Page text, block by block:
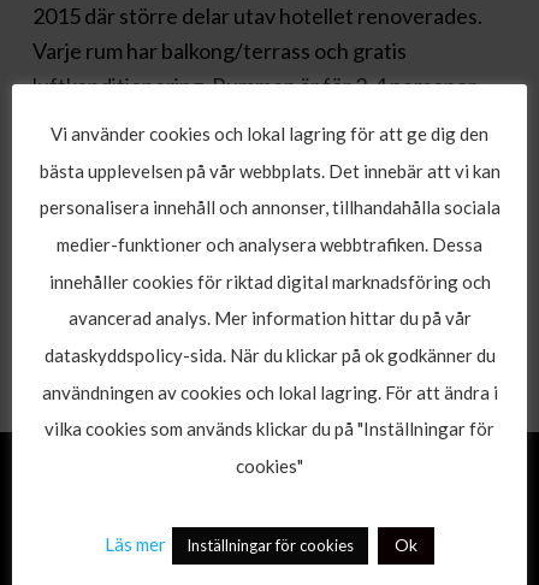
2015 där större delar utav hotellet renoverades.
Varje rum har balkong/terrass och gratis
luftkonditionering. Rummen är för 2-4 personer.
10:30. Frukosten är en stor varierande buffé med
glutenfria alternativ.
Pambos har 10 meter till den populära baren
Solsidan och 500 meter meter tillGrabbarna Grus i
Ayia Napa.
Vi använder cookies och lokal lagring för att ge dig den
bästa upplevelsen på vår webbplats. Det innebär att vi kan
personalisera innehåll och annonser, tillhandahålla sociala
medier-funktioner och analysera webbtrafiken. Dessa
innehåller cookies för riktad digital marknadsföring och
avancerad analys. Mer information hittar du på vår
dataskyddspolicy-sida. När du klickar på ok godkänner du
användningen av cookies och lokal lagring. För att ändra i
vilka cookies som används klickar du på "Inställningar för
cookies"
Läs mer Inställningar för cookies Ok